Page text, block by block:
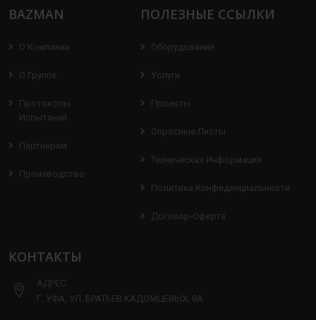
BAZMAN
О Компании
О Группе
Протоколы
Испытаний
Партнерам
Производство
ПОЛЕЗНЫЕ ССЫЛКИ
Оборудование
Услуги
Проекты
Опросные Листы
Техническая Информация
Политика Конфиденциальности
Договор-Оферта
КОНТАКТЫ
АДРЕС:
Г. УФА, УЛ. БРАТЬЕВ КАДОМЦЕВЫХ, 8А